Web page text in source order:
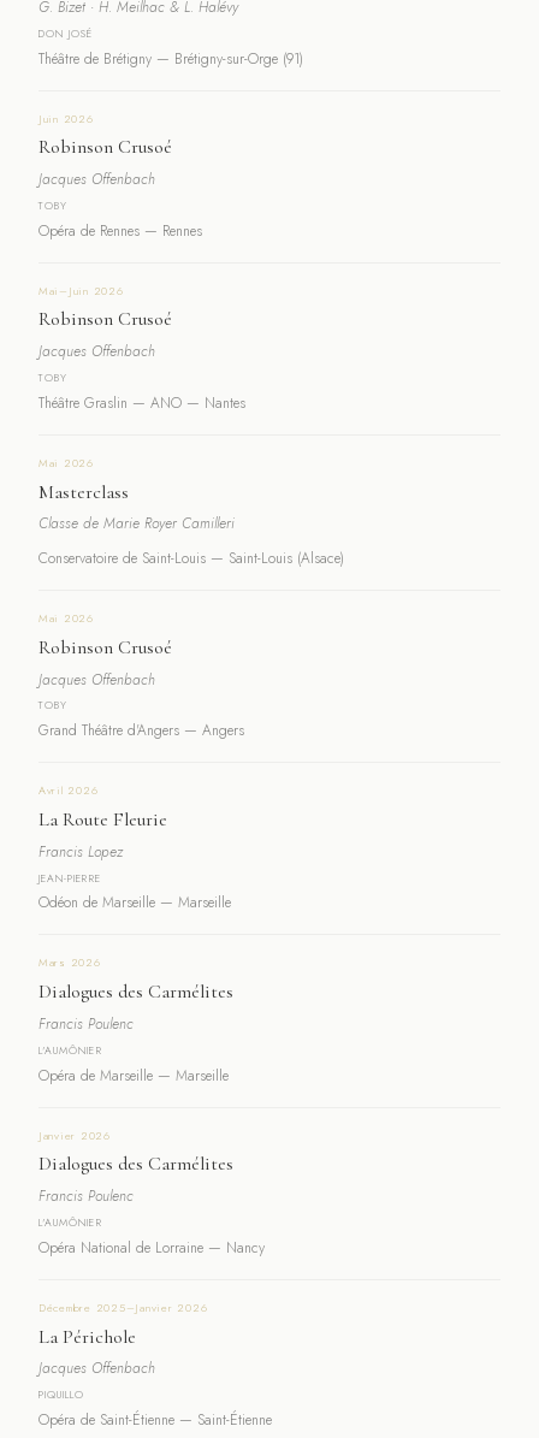
G. Bizet · H. Meilhac & L. Halévy
DON JOSÉ
Théâtre de Brétigny — Brétigny-sur-Orge (91)
Juin 2026
Robinson Crusoé
Jacques Offenbach
TOBY
Opéra de Rennes — Rennes
Mai–Juin 2026
Robinson Crusoé
Jacques Offenbach
TOBY
Théâtre Graslin — ANO — Nantes
Mai 2026
Masterclass
Classe de Marie Royer Camilleri
Conservatoire de Saint-Louis — Saint-Louis (Alsace)
Mai 2026
Robinson Crusoé
Jacques Offenbach
TOBY
Grand Théâtre d'Angers — Angers
Avril 2026
La Route Fleurie
Francis Lopez
JEAN-PIERRE
Odéon de Marseille — Marseille
Mars 2026
Dialogues des Carmélites
Francis Poulenc
L'AUMÔNIER
Opéra de Marseille — Marseille
Janvier 2026
Dialogues des Carmélites
Francis Poulenc
L'AUMÔNIER
Opéra National de Lorraine — Nancy
Décembre 2025–Janvier 2026
La Périchole
Jacques Offenbach
PIQUILLO
Opéra de Saint-Étienne — Saint-Étienne